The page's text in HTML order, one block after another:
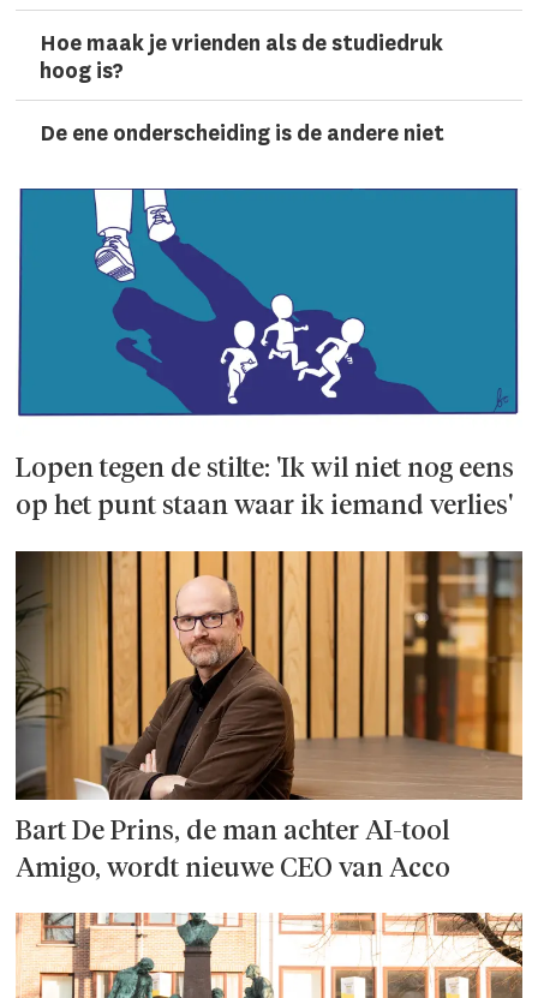
Hoe maak je vrienden als de studiedruk
hoog is?
De ene onderscheiding is de andere niet
Lopen tegen de stilte: 'Ik wil niet nog eens
op het punt staan waar ik iemand verlies'
Bart De Prins, de man achter AI-tool
Amigo, wordt nieuwe CEO van Acco